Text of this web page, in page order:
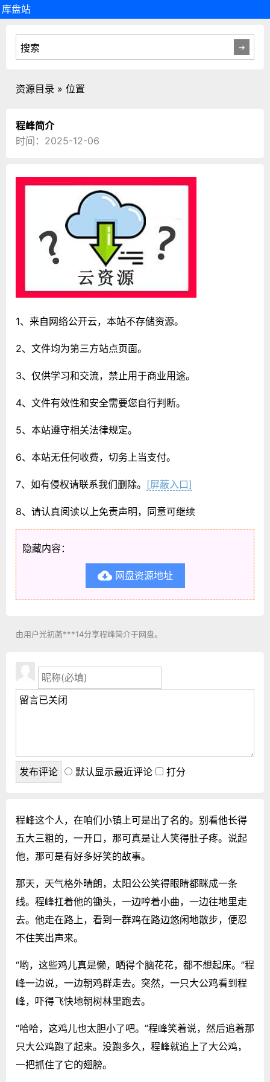
库盘站
资源目录 » 位置
程峰简介
时间：2025-12-06
1、来自网络公开云，本站不存储资源。
2、文件均为第三方站点页面。
3、仅供学习和交流，禁止用于商业用途。
4、文件有效性和安全需要您自行判断。
5、本站遵守相关法律规定。
6、本站无任何收费，切务上当支付。
7、如有侵权请联系我们删除。 [屏蔽入口]
8、请认真阅读以上免责声明，同意可继续
隐藏内容：
网盘资源地址
由用户光初菡***14分享程峰简介于网盘。
默认显示最近评论 打分
程峰这个人，在咱们小镇上可是出了名的。别看他长得
五大三粗的，一开口，那可真是让人笑得肚子疼。说起
他，那可是有好多好笑的故事。
那天，天气格外晴朗，太阳公公笑得眼睛都眯成一条
线。程峰扛着他的锄头，一边哼着小曲，一边往地里走
去。他走在路上，看到一群鸡在路边悠闲地散步，便忍
不住笑出声来。
“哟，这些鸡儿真是懒，晒得个脑花花，都不想起床。”程
峰一边说，一边朝鸡群走去。突然，一只大公鸡看到程
峰，吓得飞快地朝树林里跑去。
“哈哈，这鸡儿也太胆小了吧。”程峰笑着说，然后追着那
只大公鸡跑了起来。没跑多久，程峰就追上了大公鸡，
一把抓住了它的翅膀。